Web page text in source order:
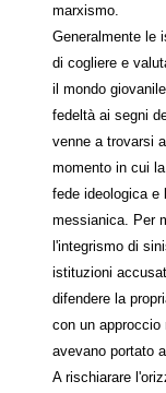
marxismo.
Generalmente le
di cogliere e
il mondo
fedeltà ai segni
venne a trovarsi
momento in cui
fede ideologica e
messianica. Per
l'integrismo di
istituzioni
difendere la
con un approccio
avevano portato
A rischiarare